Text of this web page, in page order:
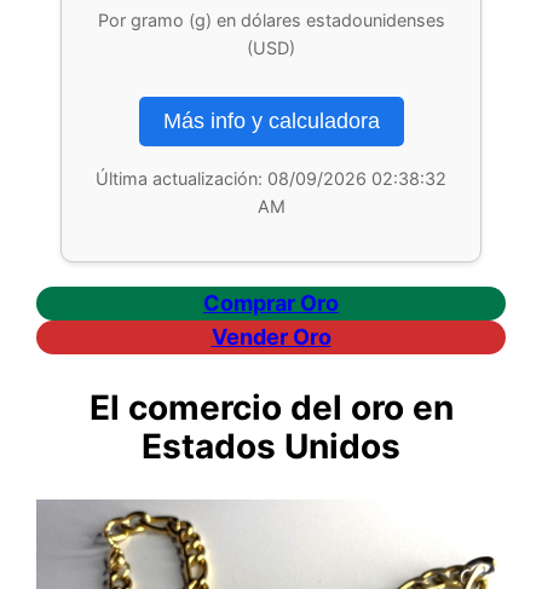
Por gramo (g) en dólares estadounidenses
(USD)
Más info y calculadora
Última actualización: 08/09/2026 02:38:32
AM
Comprar Oro
Vender Oro
El comercio del oro en
Estados Unidos